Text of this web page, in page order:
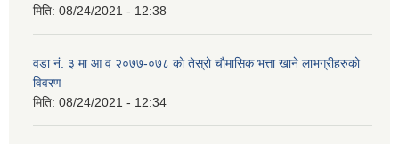
मिति: 08/24/2021 - 12:38
वडा न‌ं. ३ मा आ व २०७७-०७८ को तेस्रो चौमासिक भत्ता खाने लाभग्रीहरुको
विवरण
मिति: 08/24/2021 - 12:34